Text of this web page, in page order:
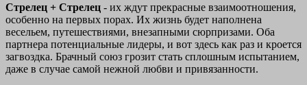
Стрелец + Стрелец - их ждут прекрасные взаимоотношения,
особенно на первых порах. Их жизнь будет наполнена
весельем, путешествиями, внезапными сюрпризами. Оба
партнера потенциальные лидеры, и вот здесь как раз и кроется
загвоздка. Брачный союз грозит стать сплошным испытанием,
даже в случае самой нежной любви и привязанности.